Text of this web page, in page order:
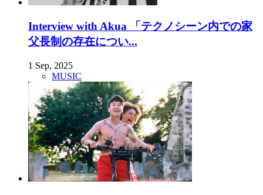
Interview with Akua 「テクノシーン内での家
父長制の存在につい...
1 Sep, 2025
MUSIC